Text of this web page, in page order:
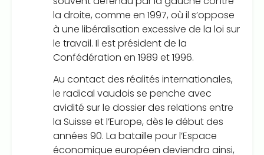
la droite, comme en 1997, où il s’oppose
à une libéralisation excessive de la loi sur
le travail. Il est président de la
Confédération en 1989 et 1996.
Au contact des réalités internationales,
le radical vaudois se penche avec
avidité sur le dossier des relations entre
la Suisse et l’Europe, dès le début des
années 90. La bataille pour l’Espace
économique européen deviendra ainsi,